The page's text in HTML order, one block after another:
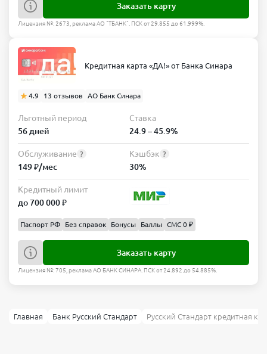
Заказать карту
Лицензия №: 2673, реклама АО "ТБАНК". ПСК от 29.855 до 61.999%.
Кредитная карта «ДА!» от Банка Синара
4.9 13 отзывов АО Банк Синара
Льготный период
56 дней
Ставка
24.9 – 45.9%
Обслуживание ?
149 ₽/мес
Кэшбэк ?
30%
Кредитный лимит
до 700 000 ₽
Паспорт РФ Без справок Бонусы Баллы СМС 0 ₽
Заказать карту
Лицензия №: 705, реклама АО БАНК СИНАРА. ПСК от 24.892 до 54.885%.
Главная Банк Русский Стандарт Русский Стандарт кредитная